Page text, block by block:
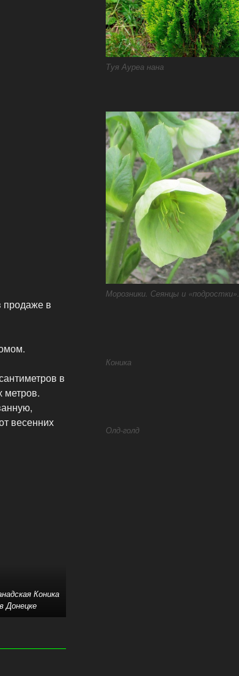
продаже в
в
метров.
весенних
Коника
в Донецке
Туя Ауреа нана
Морозники. Сеянцы и «подростки».
Коника
Олд-голд